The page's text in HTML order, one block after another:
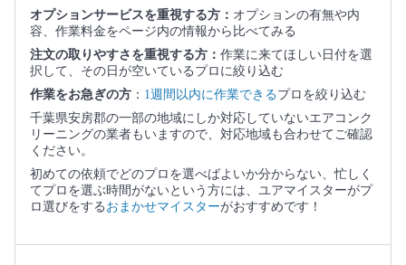
オプションサービスを重視する方： オプションの有無や内
容、作業料金をページ内の情報から比べてみる
注文の取りやすさを重視する方： 作業に来てほしい日付を選
択して、その日が空いているプロに絞り込む
作業をお急ぎの方 ： 1週間以内に作業できるプロを絞り込む
千葉県安房郡の一部の地域にしか対応していないエアコンク
リーニングの業者もいますので、対応地域も合わせてご確認
ください。
初めての依頼でどのプロを選べばよいか分からない、忙しく
てプロを選ぶ時間がないという方には、ユアマイスターがプ
ロ選びをする おまかせマイスターがおすすめです！